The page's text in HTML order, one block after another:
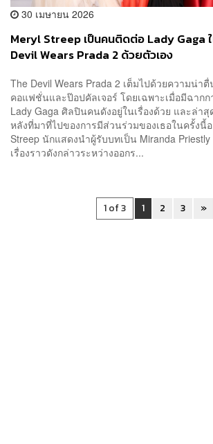
30 เมษายน 2026
Meryl Streep เป็นคนติดต่อ Lady Gaga
Devil Wears Prada 2 ด้วยตัวเอง
The Devil Wears Prada 2 เต็มไปด้วยความน่า
คอแฟชั่นและป๊อปคัลเจอร์ โดยเฉพาะเมื่อมีฉาก
Lady Gaga ศิลปินคนดังอยู่ในเรื่องด้วย และล่าสุ
หลังที่มาที่ไปของการมีส่วนร่วมของเธอในครั้ง
Streep นักแสดงนำผู้รับบทเป็น Miranda Priestly
เรื่องราวดังกล่าวระหว่างออกร...
1 of 3 1 2 3 »